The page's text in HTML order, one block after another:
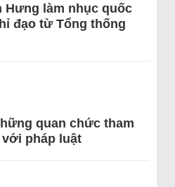
Hưng làm nhục quốc
đạo từ Tổng thống
quan chức tham
pháp luật